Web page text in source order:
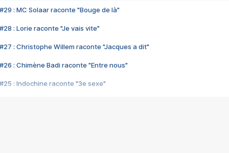
#29 : MC Solaar raconte "Bouge de là"
#28 : Lorie raconte "Je vais vite"
#27 : Christophe Willem raconte "Jacques a dit"
#26 : Chimène Badi raconte "Entre nous"
#25 : Indochine raconte "3e sexe"